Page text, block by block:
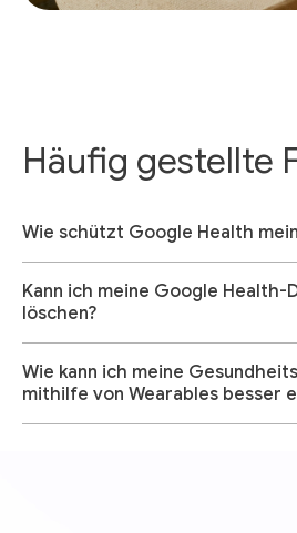
Häufig gestellte
Wie schützt Google Health
Kann ich meine Google Health-
löschen?
Wie kann ich meine
mithilfe von Wearables besser